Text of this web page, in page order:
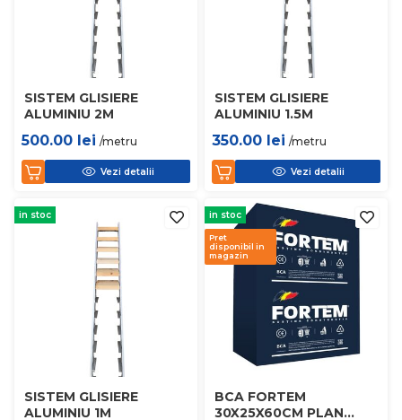
SISTEM GLISIERE
ALUMINIU 2M
500.00 lei /metru
Vezi detalii
SISTEM GLISIERE
ALUMINIU 1.5M
350.00 lei /metru
Vezi detalii
in stoc
SISTEM GLISIERE
ALUMINIU 1M
in stoc
Pret
disponibil in
magazin
BCA FORTEM
30X25X60CM PLAN